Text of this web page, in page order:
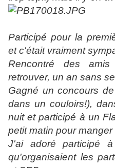
Participé pour la
et c'était vraiment
Rencontré des
retrouver, un an sans
Gagné un concours
dans un couloirs!),
nuit et participé à un
petit matin pour
J'ai adoré participé
qu'organisaient les